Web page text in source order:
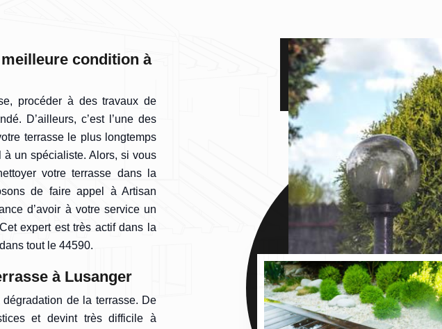
condition à
procéder à des travaux de
D’ailleurs, c’est l’une des
terrasse le plus longtemps
un spécialiste. Alors, si vous
votre terrasse dans la
de faire appel à Artisan
d’avoir à votre service un
expert est très actif dans la
tout le 44590.
à Lusanger
de la terrasse. De
et devint très difficile à